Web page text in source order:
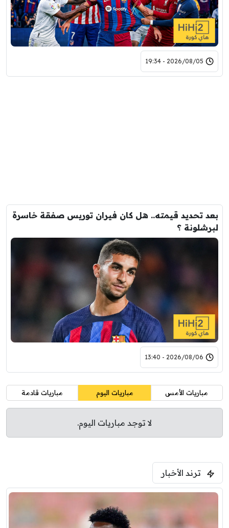
2026/08/05 - 19:34
بعد تحديد قيمته.. هل كان فيران توريس صفقة خاسرة
لبرشلونة ؟
2026/08/06 - 13:40
مباريات الأمس مباريات اليوم مباريات قادمة
لا توجد مباريات اليوم.
ترند الأخبار